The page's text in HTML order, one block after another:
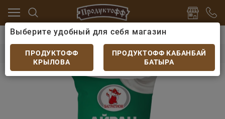
яйцо Кисломолочные напитки
Кефир Багратион
Кефир Багратион финпак 1л жир. 2,5%
Выберите удобный для себя магазин
ПРОДУКТОФФ
КРЫЛОВА
ПРОДУКТОФФ КАБАНБАЙ
БАТЫРА